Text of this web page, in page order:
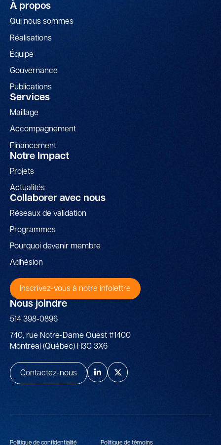
À propos
Qui nous sommes
Réalisations
Équipe
Gouvernance
Publications
Services
Maillage
Accompagnement
Financement
Notre Impact
Projets
Actualités
Collaborer avec nous
Réseaux de validation
Programmes
Pourquoi devenir membre
Adhésion
Inscrivez-vous à notre infolettre
Nous joindre
514 398-0896
740, rue Notre-Dame Ouest #1400
Montréal (Québec) H3C 3X6
Contactez-nous
Politique de confidentialité Politique de témoins